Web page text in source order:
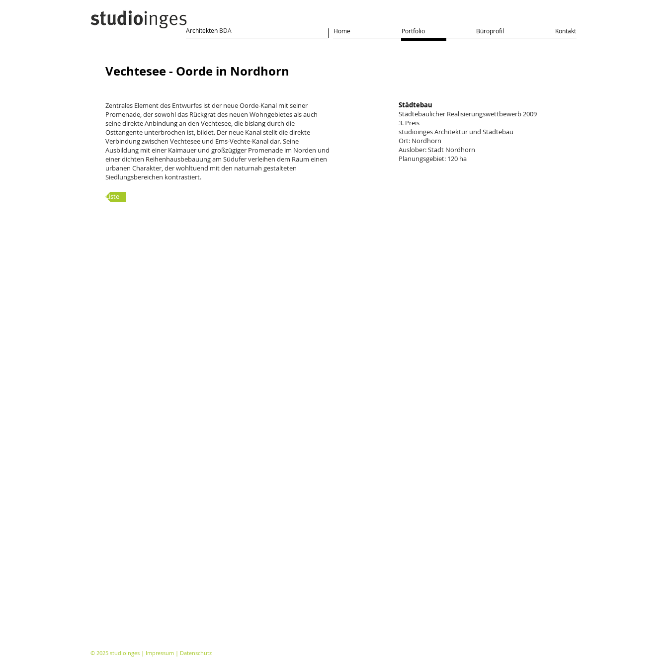
Home Portfolio Büroprofil Kontakt
Architekten BDA
Vechtesee - Oorde in Nordhorn
Zentrales Element des Entwurfes ist der neue Oorde-Kanal mit seiner
Promenade, der sowohl das Rückgrat des neuen Wohngebietes als auch
seine direkte Anbindung an den Vechtesee, die bislang durch die
Osttangente unterbrochen ist, bildet. Der neue Kanal stellt die direkte
Verbindung zwischen Vechtesee und Ems-Vechte-Kanal dar. Seine
Ausbildung mit einer Kaimauer und großzügiger Promenade im Norden und
einer dichten Reihenhausbebauung am Südufer verleihen dem Raum einen
urbanen Charakter, der wohltuend mit den naturnah gestalteten
Siedlungsbereichen kontrastiert.
Städtebau
Städtebaulicher Realisierungswettbewerb 2009
3. Preis
studioinges Architektur und Städtebau
Ort: Nordhorn
Auslober: Stadt Nordhorn
Planungsgebiet: 120 ha
Liste
© 2025 studioinges | Impressum | Datenschutz